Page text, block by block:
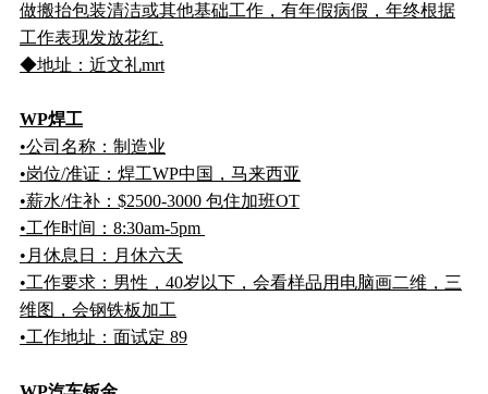
做搬抬包装清洁或其他基础工作，有年假病假，年终根据
工作表现发放花红.
◆地址：近文礼mrt
WP焊工
•公司名称：制造业
•岗位/准证：焊工WP中国，马来西亚
•薪水/住补：$2500-3000 包住加班OT
•工作时间：8:30am-5pm
•月休息日：月休六天
•工作要求：男性，40岁以下，会看样品用电脑画二维，三
维图，会钢铁板加工
•工作地址：面试定 89